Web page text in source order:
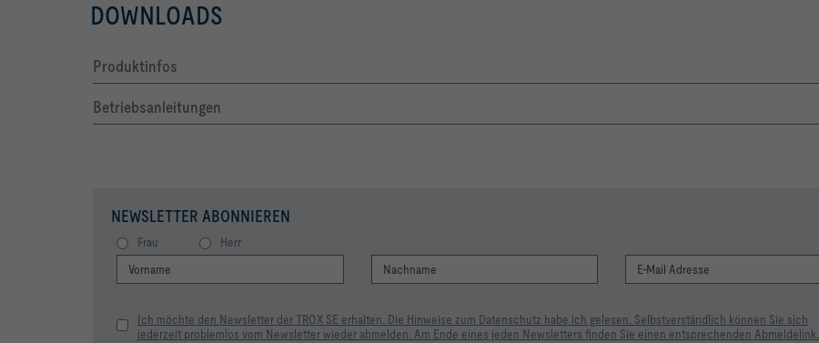
DOWNLOADS
Produktinfos
Betriebsanleitungen
NEWSLETTER ABONNIEREN
Frau Herr
Ich möchte den Newsletter der TROX SE erhalten. Die Hinweise zum Datenschutz habe ich gelesen. Selbstverständlich können Sie sich
jederzeit problemlos vom Newsletter wieder abmelden. Am Ende eines jeden Newsletters finden Sie einen entsprechenden Abmeldelink.